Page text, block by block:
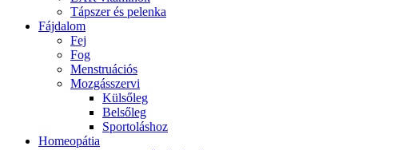
Tápszer és pelenka
Fájdalom
Fej
Fog
Menstruációs
Mozgásszervi
Külsőleg
Belsőleg
Sportoláshoz
Homeopátia